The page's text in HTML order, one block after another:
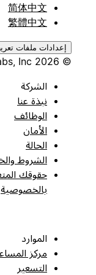
简体中文
繁體中文
إعدادات ملفات تعريف
الشركة
نبذة عنا
الوظائف
الأمان
الحالة
الشروط
حقوقك المتعلقة
بالخصوصية
الموارد
مركز المساعدة
التسعير